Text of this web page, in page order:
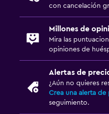
con cancelación
Millones de
Mira las
opiniones de
Alertas de
¿Aún no quieres
Crea una alerta de
seguimiento.